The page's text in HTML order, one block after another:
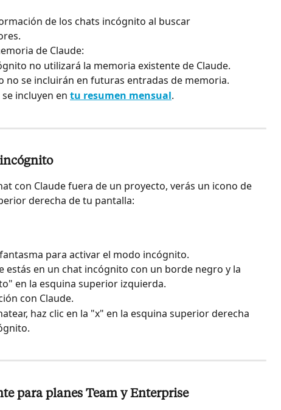
de los chats incógnito al buscar
de Claude:
no utilizará la memoria existente de Claude.
no se incluirán en futuras entradas de memoria.
incluyen en tu resumen mensual.
con Claude fuera de un proyecto, verás un icono de
derecha de tu pantalla:
para activar el modo incógnito.
estás en un chat incógnito con un borde negro y la
en la esquina superior izquierda.
con Claude.
haz clic en la "x" en la esquina superior derecha
para planes Team y Enterprise